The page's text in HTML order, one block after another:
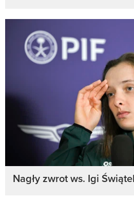
Nagły zwrot ws. Igi